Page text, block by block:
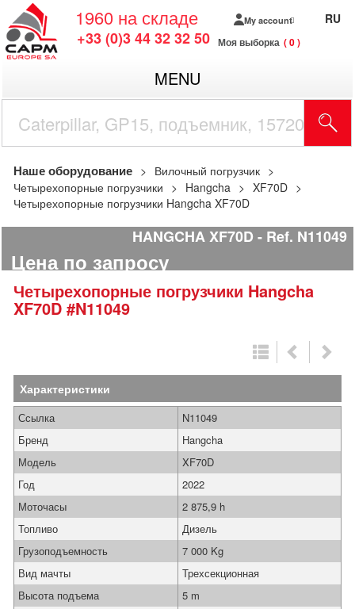
1960 на складе
+33 (0)3 44 32 32 50
My account
Моя выборка 0
RU
MENU
Наше оборудование
Вилочный погрузчик
Четырехопорные погрузчики
Hangcha
XF70D
Четырехопорные погрузчики Hangcha XF70D
HANGCHA XF70D Ref. N11049
Цена по запросу
Четырехопорные погрузчики Hangcha
XF70D #N11049
Характеристики
Ссылка
N11049
Бренд
Hangcha
Модель
XF70D
Год
2022
Моточасы
2 875,9 h
Топливо
Дизель
Грузоподъемность
7 000 Kg
Вид мачты
Трехсекционная
Высота подъема
5 m